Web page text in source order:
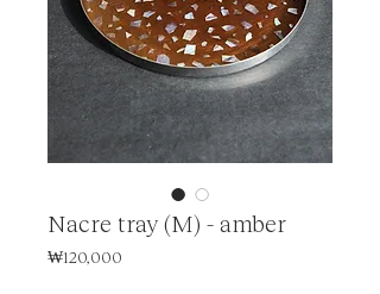
Nacre tray (M) - amber
₩120,000